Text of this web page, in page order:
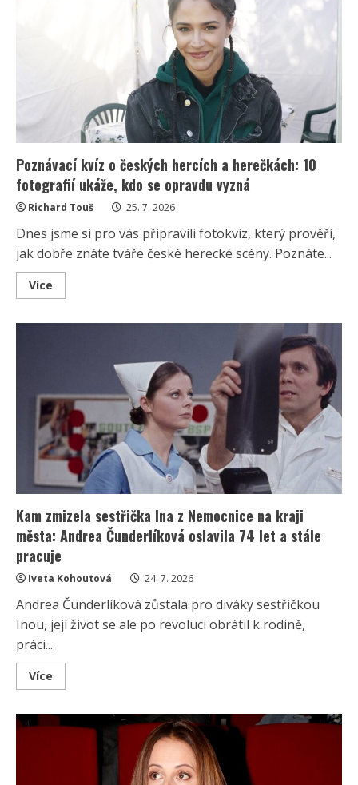
Poznávací kvíz o českých hercích a herečkách: 10
fotografií ukáže, kdo se opravdu vyzná
Richard Touš 25. 7. 2026
Dnes jsme si pro vás připravili fotokvíz, který prověří,
jak dobře znáte tváře české herecké scény. Poznáte...
Více
more
10
fotografií
ukáže,
kdo
se
opravdu
vyzná
Kam zmizela sestřička Ina z Nemocnice na kraji
města: Andrea Čunderlíková oslavila 74 let a stále
pracuje
Iveta Kohoutová 24. 7. 2026
Andrea Čunderlíková zůstala pro diváky sestřičkou
Inou, její život se ale po revoluci obrátil k rodině,
práci...
Více
more
zmizela
sestřička